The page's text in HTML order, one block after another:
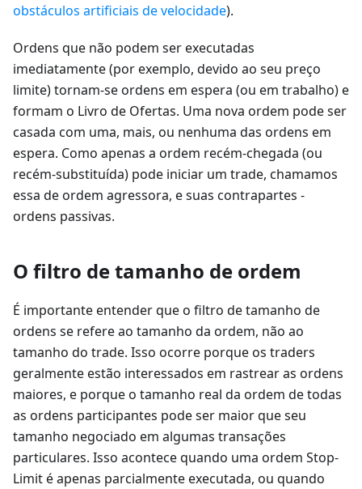
obstáculos artificiais de velocidade).
Ordens que não podem ser executadas
imediatamente (por exemplo, devido ao seu preço
limite) tornam-se ordens em espera (ou em trabalho) e
formam o Livro de Ofertas. Uma nova ordem pode ser
casada com uma, mais, ou nenhuma das ordens em
espera. Como apenas a ordem recém-chegada (ou
recém-substituída) pode iniciar um trade, chamamos
essa de ordem agressora, e suas contrapartes -
ordens passivas.
O filtro de tamanho de ordem
É importante entender que o filtro de tamanho de
ordens se refere ao tamanho da ordem, não ao
tamanho do trade. Isso ocorre porque os traders
geralmente estão interessados em rastrear as ordens
maiores, e porque o tamanho real da ordem de todas
as ordens participantes pode ser maior que seu
tamanho negociado em algumas transações
particulares. Isso acontece quando uma ordem Stop-
Limit é apenas parcialmente executada, ou quando